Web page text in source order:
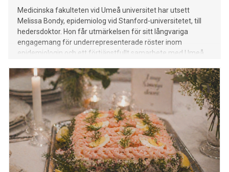
Medicinska fakulteten vid Umeå universitet har utsett
Melissa Bondy, epidemiolog vid Stanford-universitetet, till
hedersdoktor. Hon får utmärkelsen för sitt långvariga
engagemang för underrepresenterade röster inom
epidemiologin och ett förtjänstfullt samarbete med Umeå